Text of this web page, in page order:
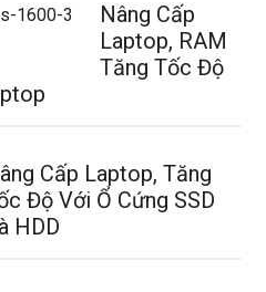
Nâng Cấp
Laptop, RAM
Tăng Tốc Độ
Cấp Laptop, Tăng
Độ Với Ổ Cứng SSD
HDD